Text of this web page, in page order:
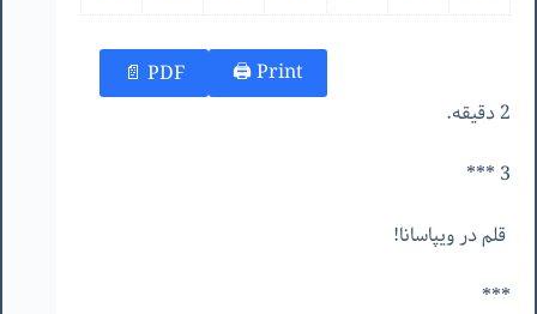
Print 🖨
PDF 📄
2 دقیقه.
3 ***
قلم در ویپاسانا!
***